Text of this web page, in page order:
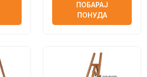
ПОБАРАЈ
ПОНУДА